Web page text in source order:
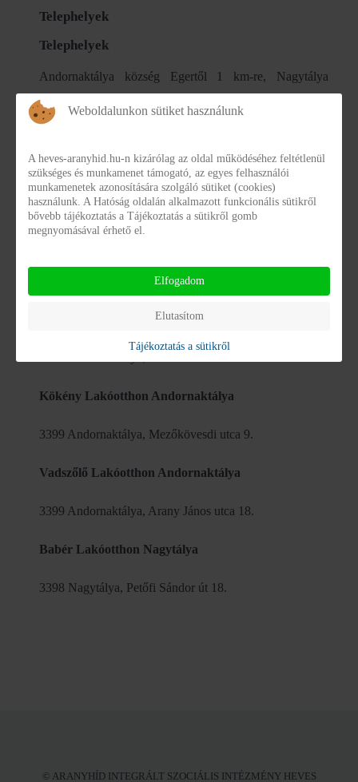
Telephelyek
Telephelyek
Andornaktálya község Egertől 1 km-re, Nagytálya
község 13 km-re fekszik. Andornaktálya vasúton és
közúton, míg Nagytálya csak közúton közelíthető meg.
Az andornaktályai telephelyek közül két telephely a
község külső részén, egy a közepén található, melyek
gyalogosan a vasútállomástól 20-30 percre, az
autóbuszmegállótól 2-3 percre vannak. A nagytályai
Tiszafa Otthon és Támogatott Lakhatás
Kökény Lakóotthon Andornaktálya
3399 Andornaktálya, Mezőkövesdi utca 9.
Vadszőlő Lakóotthon Andornaktálya
3399 Andornaktálya, Arany János utca 18.
Babér Lakóotthon Nagytálya
3398 Nagytálya, Petőfi Sándor út 18.
© ARANYHÍD INTEGRÁLT SZOCIÁLIS INTÉZMÉNY HEVES
Weboldalunkon sütiket használunk
A heves-aranyhid.hu-n kizárólag az oldal működéséhez feltétlenül
szükséges és munkamenet támogató, az egyes felhasználói
munkamenetek azonosítására szolgáló sütiket (cookies)
használunk. A Hatóság oldalán alkalmazott funkcionális sütikről
bővebb tájékoztatás a Tájékoztatás a sütikről gomb
megnyomásával érhető el.
Elfogadom
Elutasítom
Tájékoztatás a sütikről